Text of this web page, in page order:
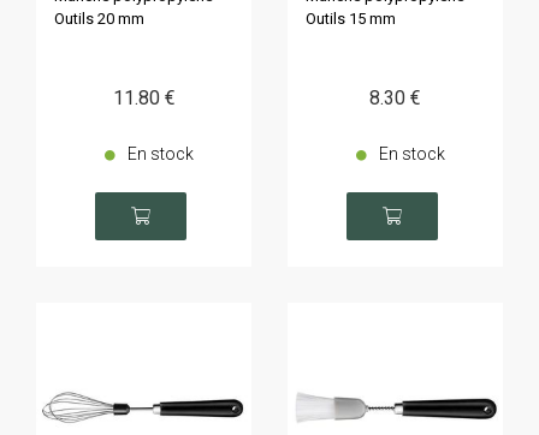
Outils 20 mm
11.80 €
En stock
Outils 15 mm
8.30 €
En stock